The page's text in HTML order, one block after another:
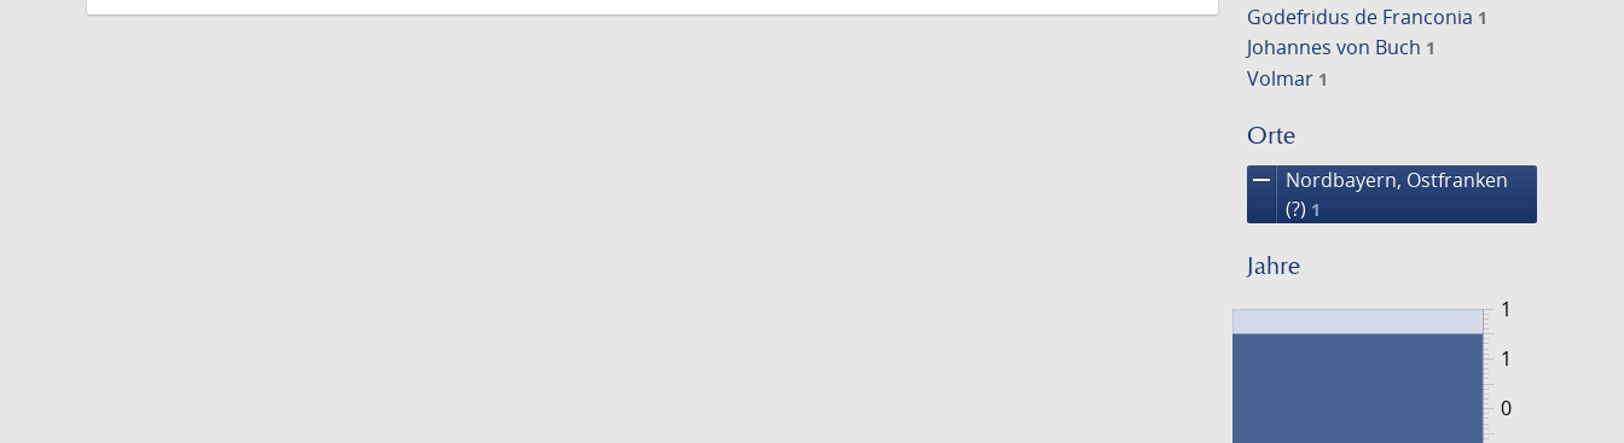
Godefridus de Franconia 1
Johannes von Buch 1
Volmar 1
Orte
remove
Nordbayern, Ostfranken
(?) 1
Jahre
1
0
1